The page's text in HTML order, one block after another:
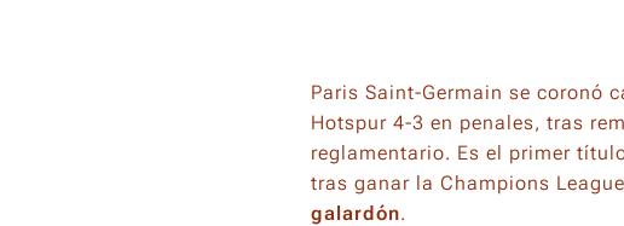
Paris Saint-Germain se coronó
Hotspur 4-3 en penales, tras
reglamentario. Es el primer
tras ganar la Champions
galardón.